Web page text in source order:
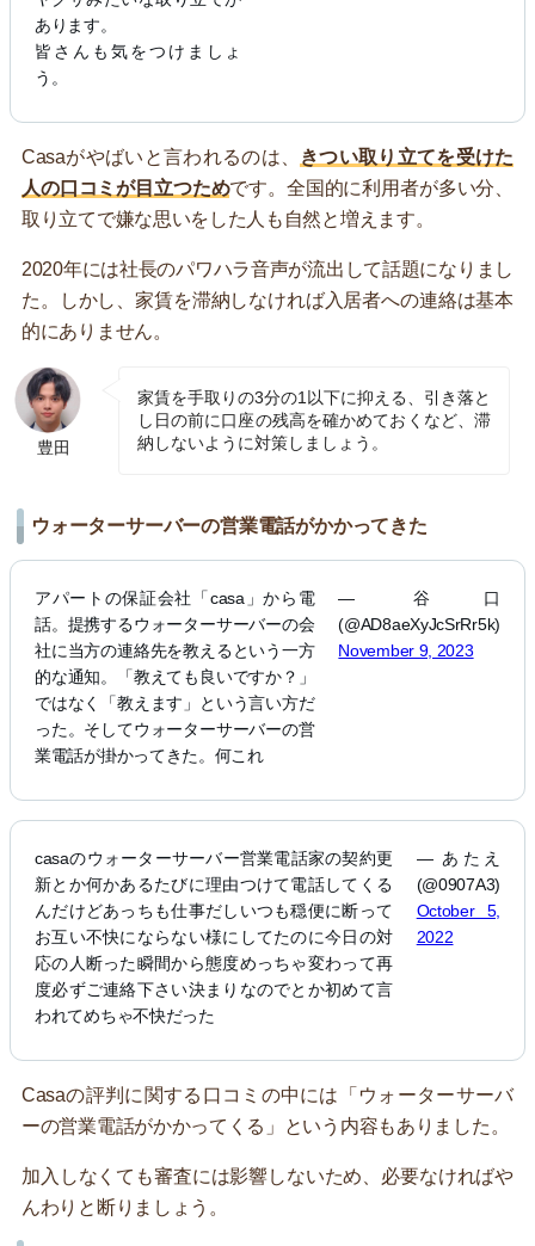
あります。
皆さんも気をつけましょ
う。
Casaがやばいと言われるのは、
きつい取り立てを受けた
人の口コミが目立つためです。全国的に利用者が多い分、
取り立てで嫌な思いをした人も自然と増えます。
2020年には社長のパワハラ音声が流出して話題になりまし
た。しかし、家賃を滞納しなければ入居者への連絡は基本
的にありません。
豊田
家賃を手取りの3分の1以下に抑える、引き落と
し日の前に口座の残高を確かめておくなど、滞
納しないように対策しましょう。
ウォーターサーバーの営業電話がかかってきた
アパートの保証会社「casa」から電
話。提携するウォーターサーバーの会
社に当方の連絡先を教えるという一方
的な通知。「教えても良いですか？」
ではなく「教えます」という言い方だ
った。そしてウォーターサーバーの営
業電話が掛かってきた。何これ
— 谷口
(@AD8aeXyJcSrRr5k)
November 9, 2023
casaのウォーターサーバー営業電話家の契約更
新とか何かあるたびに理由つけて電話してくる
んだけどあっちも仕事だしいつも穏便に断って
お互い不快にならない様にしてたのに今日の対
応の人断った瞬間から態度めっちゃ変わって再
度必ずご連絡下さい決まりなのでとか初めて言
われてめちゃ不快だった
— あたえ
(@0907A3)
October 5,
2022
Casaの評判に関する口コミの中には「ウォーターサーバ
ーの営業電話がかかってくる」という内容もありました。
加入しなくても審査には影響しないため、必要なければや
んわりと断りましょう。